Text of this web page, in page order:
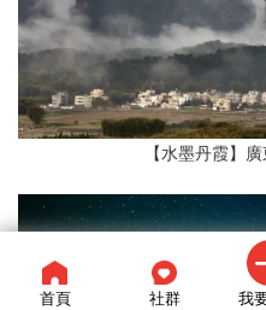
【水墨丹霞】
首頁 社群 我